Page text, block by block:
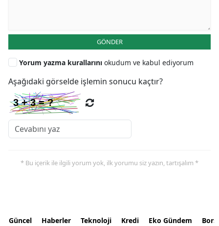
GÖNDER
Yorum yazma kurallarını okudum ve kabul ediyorum
Aşağıdaki görselde işlemin sonucu kaçtır?
* Bu içerik ile ilgili yorum yok, ilk yorumu siz yazın, tartışalım *
Güncel Haberler Teknoloji Kredi Eko Gündem